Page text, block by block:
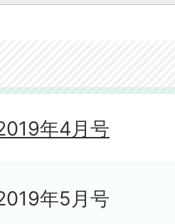
年4月号
年5月号